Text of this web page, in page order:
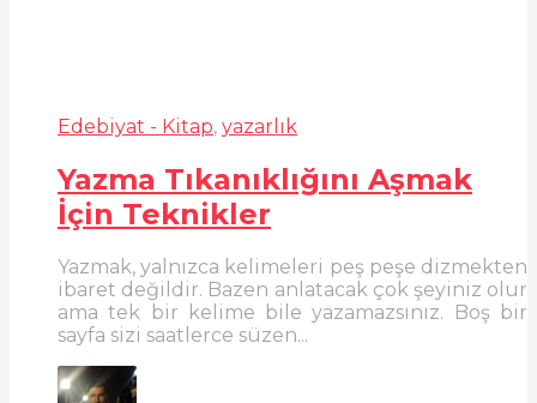
Edebiyat - Kitap, yazarlık
Yazma Tıkanıklığını Aşmak
İçin Teknikler
Yazmak, yalnızca kelimeleri peş peşe dizmekten
ibaret değildir. Bazen anlatacak çok şeyiniz olur
ama tek bir kelime bile yazamazsınız. Boş bir
sayfa sizi saatlerce süzen...